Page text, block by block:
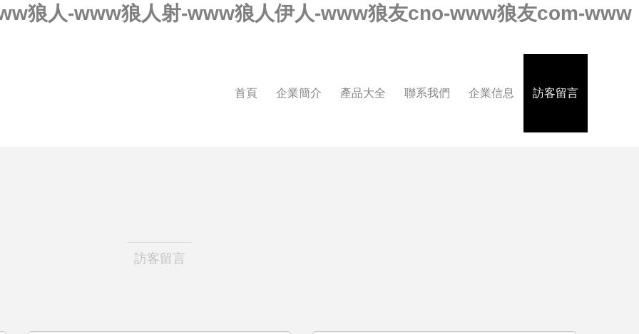
狼人-www狼人射-www狼人伊人-www狼友cno-www狼友com-www
首頁 企業簡介 產品大全 聯系我們 企業信息 訪客留言
訪客留言